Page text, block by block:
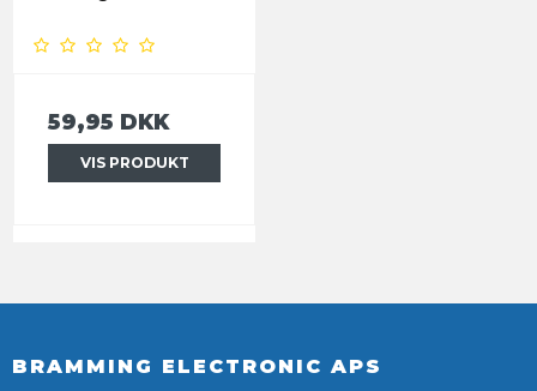
59,95 DKK
VIS PRODUKT
BRAMMING ELECTRONIC APS